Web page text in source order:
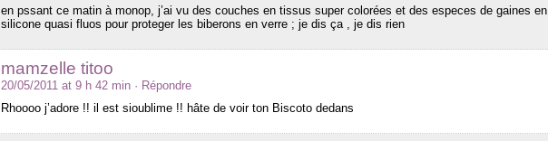
en pssant ce matin à monop, j’ai vu des couches en tissus super colorées et des especes de gaines en
silicone quasi fluos pour proteger les biberons en verre ; je dis ça , je dis rien
mamzelle titoo
20/05/2011 at 9 h 42 min · Répondre
Rhoooo j’adore !! il est sioublime !! hâte de voir ton Biscoto dedans